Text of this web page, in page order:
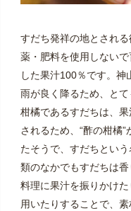
すだち発祥の地とされ
薬・肥料を使用しない
した果汁100％です。神
雨が良く降るため、と
柑橘であるすだちは、
されるため、“酢の柑橘
たそうで、すだちとい
類のなかでもすだちは
料理に果汁を振りかけ
用いたりすることで、